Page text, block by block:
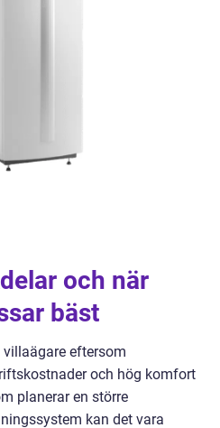
och när
bäst
eftersom
och hög komfort
planerar en större
kan det vara